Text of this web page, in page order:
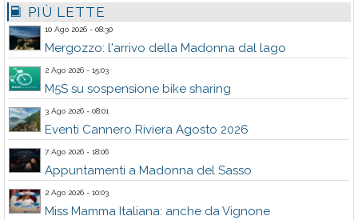
PIÙ LETTE
10 Ago 2026 - 08:30
Mergozzo: l'arrivo della Madonna dal lago
2 Ago 2026 - 15:03
M5S su sospensione bike sharing
3 Ago 2026 - 08:01
Eventi Cannero Riviera Agosto 2026
7 Ago 2026 - 18:06
Appuntamenti a Madonna del Sasso
2 Ago 2026 - 10:03
Miss Mamma Italiana: anche da Vignone